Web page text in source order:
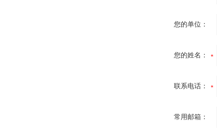
您的单位：
您的姓名：
联系电话：
常用邮箱：